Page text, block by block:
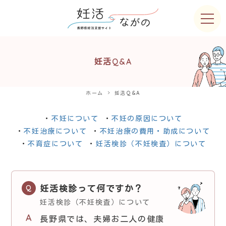
妊活Q&A
ホーム 妊活Q&A
不妊について
不妊の原因について
不妊治療について
不妊治療の費用・助成について
不育症について
妊活検診（不妊検査）について
妊活検診って何ですか？
妊活検診（不妊検査）について
長野県では、夫婦お二人の健康